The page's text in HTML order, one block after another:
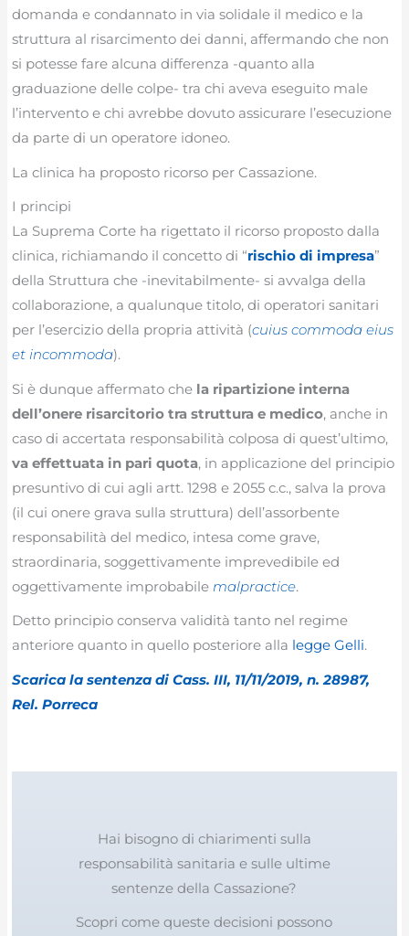
domanda e condannato in via solidale il medico e la
struttura al risarcimento dei danni, affermando che non
si potesse fare alcuna differenza -quanto alla
graduazione delle colpe- tra chi aveva eseguito male
l’intervento e chi avrebbe dovuto assicurare l’esecuzione
da parte di un operatore idoneo.
La clinica ha proposto ricorso per Cassazione.
I principi
La Suprema Corte ha rigettato il ricorso proposto dalla
clinica, richiamando il concetto di “rischio di impresa”
della Struttura che -inevitabilmente- si avvalga della
collaborazione, a qualunque titolo, di operatori sanitari
per l’esercizio della propria attività (cuius commoda eius
et incommoda).
Si è dunque affermato che la ripartizione interna
dell’onere risarcitorio tra struttura e medico, anche in
caso di accertata responsabilità colposa di quest’ultimo,
va effettuata in pari quota, in applicazione del principio
presuntivo di cui agli artt. 1298 e 2055 c.c., salva la prova
(il cui onere grava sulla struttura) dell’assorbente
responsabilità del medico, intesa come grave,
straordinaria, soggettivamente imprevedibile ed
oggettivamente improbabile malpractice.
Detto principio conserva validità tanto nel regime
anteriore quanto in quello posteriore alla legge Gelli.
Scarica la sentenza di Cass. III, 11/11/2019, n. 28987,
Rel. Porreca
Hai bisogno di chiarimenti sulla
responsabilità sanitaria e sulle ultime
sentenze della Cassazione?
Scopri come queste decisioni possono